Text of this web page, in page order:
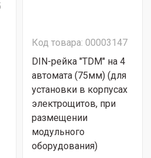
Код товара: 00003147
DIN-рейка "TDM" на 4
автомата (75мм) (для
установки в корпусах
электрощитов, при
размещении
модульного
оборудования)